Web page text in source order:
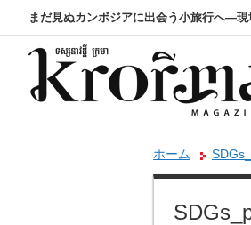
まだ見ぬカンボジアに出会う小旅行へ―現
ホーム